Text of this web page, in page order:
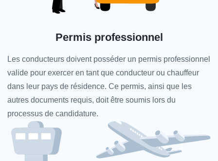
Permis professionnel
Les conducteurs doivent posséder un permis professionnel
valide pour exercer en tant que conducteur ou chauffeur
dans leur pays de résidence. Ce permis, ainsi que les
autres documents requis, doit être soumis lors du
processus de candidature.